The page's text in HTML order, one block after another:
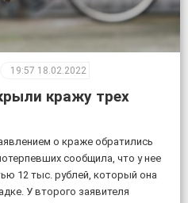
19:57 18.02.2022
кражу трех
о краже обратились
сообщила, что у нее
12 тыс. рублей, который она
У второго заявителя